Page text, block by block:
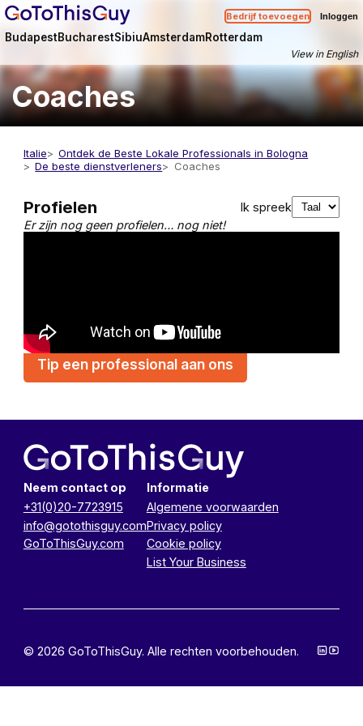
Bedrijf toevoegen Inloggen
BudapestBucharestSibiuAmsterdamRotterdam
View in English
Coaches
Italie
Ontdek de Beste Lokale Professionals in Bologna
De beste dienstverleners
Coaches
Profielen
Ik spreek
Er zijn nog geen profielen… nog niet!
Tip een professional aan ons
Neem contact op
+31(0)20-7723915
info@gotothisguy.com
GoToThisGuy.com
Informatie
Algemene voorwaarden
Privacy policy
Cookie policy
List Your Business
© 2026 GoToThisGuy. Alle rechten voorbehouden.